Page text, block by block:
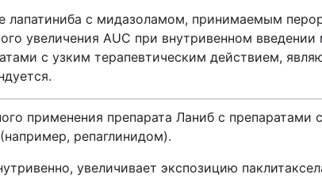
лапатиниба с мидазоламом, принимаемым
увеличения АUC при внутривенном введении
с узким терапевтическим действием,
применения препарата Ланиб с препаратами
репаглинидом).
увеличивает экспозицию